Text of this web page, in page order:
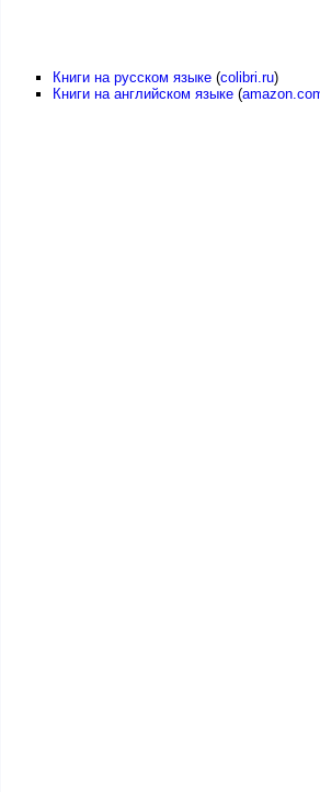
Книги на русском языке (colibri.ru)
Книги на английском языке (